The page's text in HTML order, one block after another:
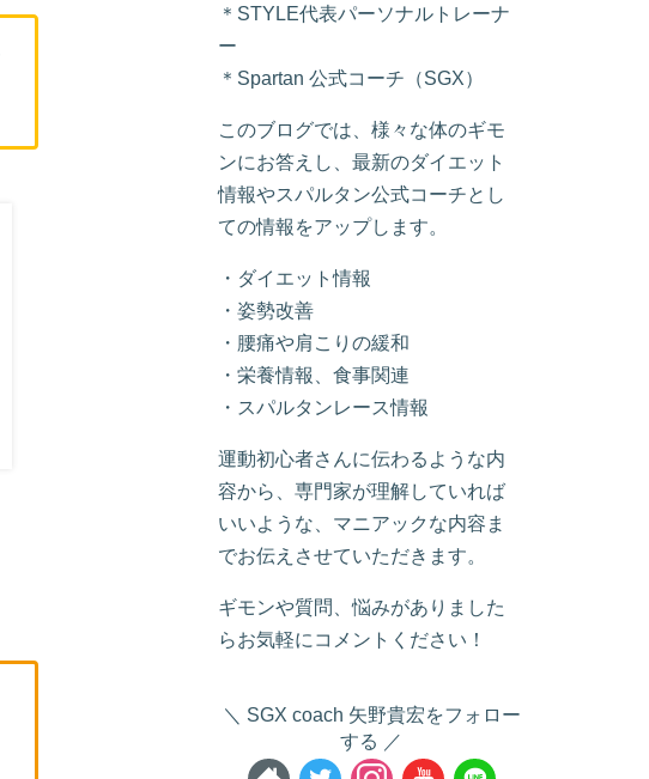
＊STYLE代表パーソナルトレーナ
ー
＊Spartan 公式コーチ（SGX）
このブログでは、様々な体のギモ
ンにお答えし、最新のダイエット
情報やスパルタン公式コーチとし
ての情報をアップします。
・ダイエット情報
・姿勢改善
・腰痛や肩こりの緩和
・栄養情報、食事関連
・スパルタンレース情報
運動初心者さんに伝わるような内
容から、専門家が理解していれば
いいような、マニアックな内容ま
でお伝えさせていただきます。
ギモンや質問、悩みがありました
らお気軽にコメントください！
SGX coach 矢野貴宏をフォロー
する